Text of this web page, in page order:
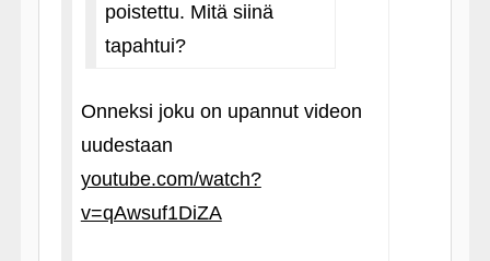
poistettu. Mitä siinä
tapahtui?
Onneksi joku on upannut videon
uudestaan
youtube.com/watch?
v=qAwsuf1DiZA